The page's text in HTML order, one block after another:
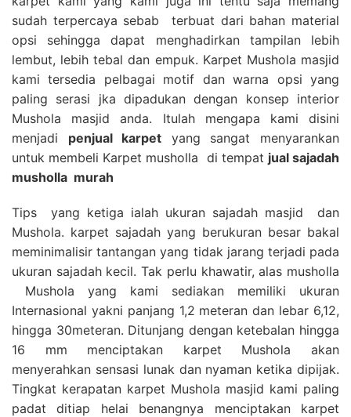
sudah terpercaya sebab terbuat dari bahan material
opsi sehingga dapat menghadirkan tampilan lebih
lembut, lebih tebal dan empuk. Karpet Mushola masjid
kami tersedia pelbagai motif dan warna opsi yang
paling serasi jka dipadukan dengan konsep interior
Mushola masjid anda. Itulah mengapa kami disini
menjadi penjual karpet yang sangat menyarankan
untuk membeli Karpet musholla di tempat jual sajadah
musholla murah
Tips yang ketiga ialah ukuran sajadah masjid dan
Mushola. karpet sajadah yang berukuran besar bakal
meminimalisir tantangan yang tidak jarang terjadi pada
ukuran sajadah kecil. Tak perlu khawatir, alas musholla
Mushola yang kami sediakan memiliki ukuran
Internasional yakni panjang 1,2 meteran dan lebar 6,12,
hingga 30meteran. Ditunjang dengan ketebalan hingga
16 mm menciptakan karpet Mushola akan
menyerahkan sensasi lunak dan nyaman ketika dipijak.
Tingkat kerapatan karpet Mushola masjid kami paling
padat ditiap helai benangnya menciptakan karpet